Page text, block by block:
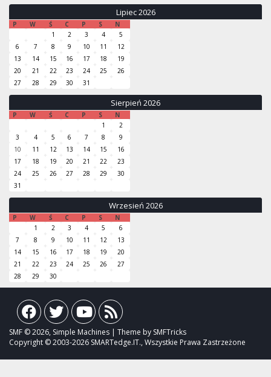
Lipiec 2026
P W Ś C P S
N
1
2 3 4
5
6
7 8 9 10 11
12
13
14 15 16 17 18
19
20
21 22 23 24 25
26
27
28 29 30 31
Sierpień 2026
P W Ś C P S
N
1
2
3
4 5 6 7 8
9
10
11 12 13 14 15
16
17
18 19 20 21 22
23
24
25 26 27 28 29
30
31
Wrzesień 2026
P W Ś C P S
N
1
2 3 4 5
6
7
8 9 10 11 12
13
14
15 16 17 18 19
20
21
22 23 24 25 26
27
28
29 30
SMF © 2026, Simple Machines | Theme by SMFTricks
Copyright © 2003-2026 SMARTedge.IT., Wszystkie Prawa Zastrzeżone